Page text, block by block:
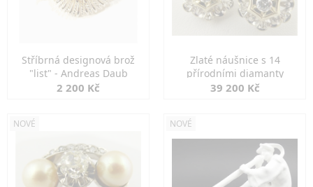
Stříbrná designová brož
"list" - Andreas Daub
2 200 Kč
Zlaté náušnice s 14
přírodními diamanty
39 200 Kč
NOVÉ NOVÉ